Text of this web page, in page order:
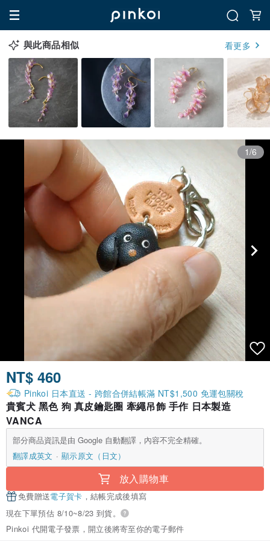
與此商品相似 看更多
1/6
NT$ 460
Pinkoi 日本直送 - 跨館合併結帳滿 NT$1,500 免運包關稅
貴賓犬 黑色 狗 真皮鑰匙圈 牽繩吊飾 手作 日本製造
VANCA
部分商品資訊是由 Google 自動翻譯，內容不完全精確。
翻譯成英文
顯示原文（日文）
放入購物車
免費贈送電子賀卡 ，結帳完成後填寫
現在下單預估 8/10~8/23 到貨。
Pinkoi 代開電子發票，開立後將寄至你的電子郵件